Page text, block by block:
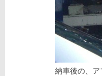
納車後の、